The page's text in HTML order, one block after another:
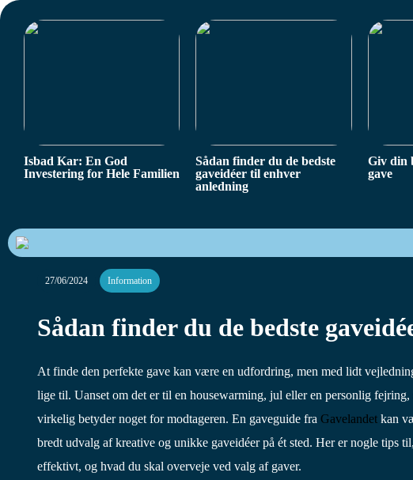
Isbad Kar: En God
Investering for Hele Familien
Sådan finder du de bedste
gaveidéer til enhver
anledning
Giv din
gave
27/06/2024 Information
Sådan finder du de bedste
At finde den perfekte gave kan være en udfordring, men med lidt
lige til. Uanset om det er til en housewarming, jul eller en personlig
virkelig betyder noget for modtageren. En gaveguide fra Gavelandet kan
bredt udvalg af kreative og unikke gaveidéer på ét sted. Her er nogle tips
effektivt, og hvad du skal overveje ved valg af gaver.